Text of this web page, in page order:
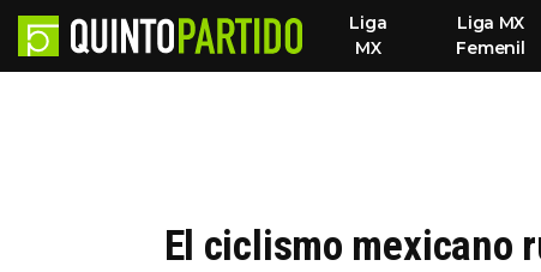
Liga
MX
Liga MX
Femenil
El ciclismo mexicano